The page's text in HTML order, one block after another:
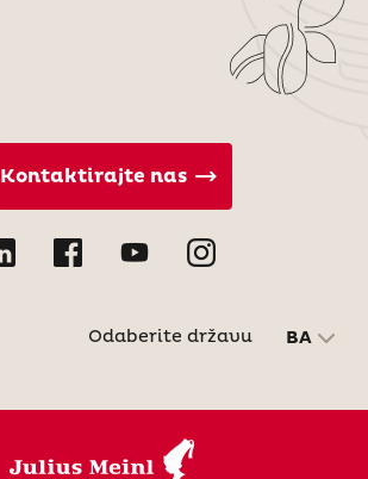
Kontaktirajte nas
Odaberite državu BA